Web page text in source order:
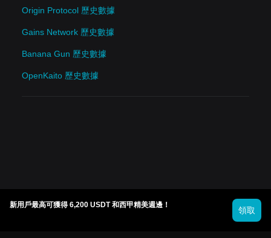
Origin Protocol 歷史數據
Gains Network 歷史數據
Banana Gun 歷史數據
OpenKaito 歷史數據
新用戶最高可獲得 6,200 USDT 和西甲精美週邊！
領取